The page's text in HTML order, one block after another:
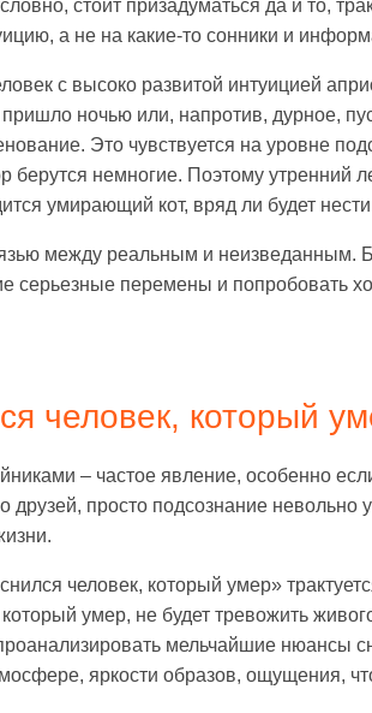
стоит призадуматься да и то,
а не на какие-то сонники и
с высоко развитой интуицией
ночью или, напротив, дурное,
Это чувствуется на уровне
берутся немногие. Поэтому утренний
умирающий кот, вряд ли будет
между реальным и неизведанным.
перемены и попробовать
человек, который
– частое явление, особенно
друзей, просто подсознание невольно
человек, который умер»
умер, не будет тревожить
мельчайшие нюансы
яркости образов, ощущения,